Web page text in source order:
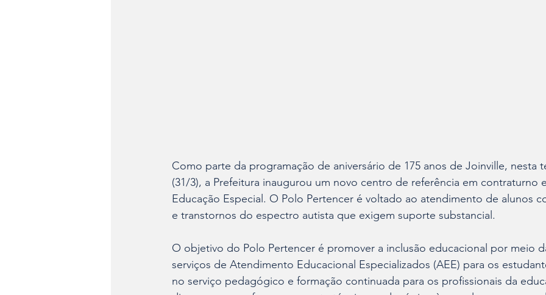
Como parte da programação de aniversário de 175 anos de Joinville, nesta
(31/3), a Prefeitura inaugurou um novo centro de referência em contraturno
Educação Especial. O Polo Pertencer é voltado ao atendimento de alunos
e transtornos do espectro autista que exigem suporte substancial.
O objetivo do Polo Pertencer é promover a inclusão educacional por meio
serviços de Atendimento Educacional Especializados (AEE) para os
no serviço pedagógico e formação continuada para os profissionais da